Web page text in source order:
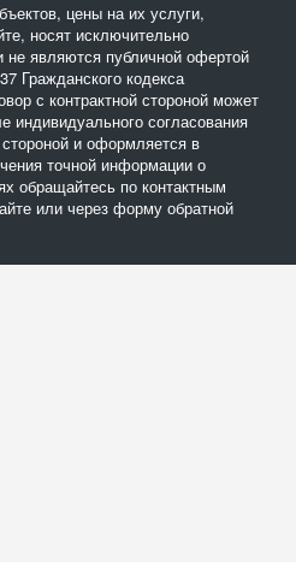
цены на их услуги,
носят исключительно
являются публичной офертой
Гражданского кодекса
с контрактной стороной может
индивидуального согласования
и оформляется в
точной информации о
обращайтесь по контактным
или через форму обратной